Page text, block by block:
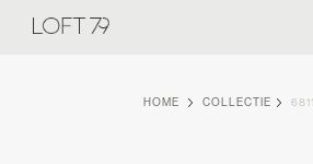
HOME COLLECTIE